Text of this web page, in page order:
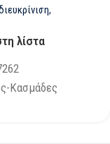
λίστα
Κασμάδες